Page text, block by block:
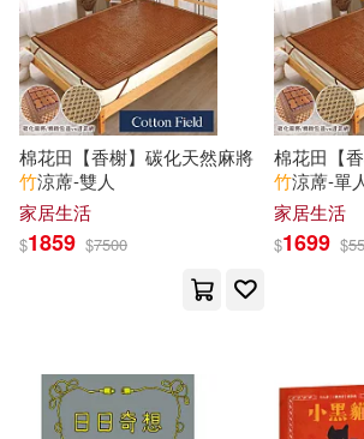
アンソロジー(10) フライ(10)
一颯はるひ(10)
中共中央文獻研究室等編(10)
井冬良(10) 円城寺真紀(10)
唐先梅(10) 四月(10)
浙江人民美術出版社(41)
Irodori Comics-鳳梨(40)
中國社會出版社(40)
中國輕工業出版社(40)
大牌出版(40) 方言文化(40)
棉花田【香榭】碳化天然麻將
竹涼蓆-雙人
家居生活
$1859 $7500
棉花田【
竹涼蓆-單
家居生活
$1699 $